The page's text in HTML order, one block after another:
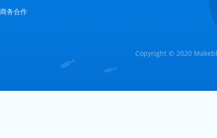
商务合作
Copyright © 2020